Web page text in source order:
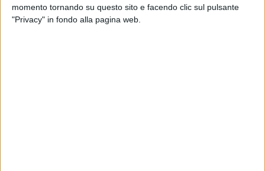
momento tornando su questo sito e facendo clic sul pulsante
"Privacy" in fondo alla pagina web.
portacontainer in costruzione